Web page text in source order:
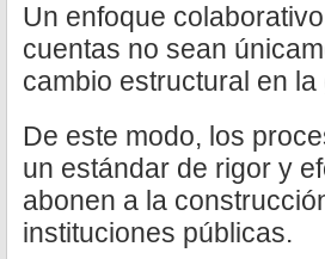
Un enfoque
cuentas no sean
cambio estructural en
De este modo, los
un estándar de rigor y
abonen a la
instituciones públicas.